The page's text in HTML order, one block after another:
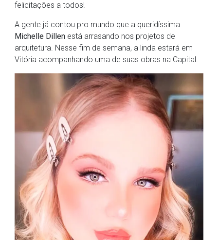
felicitações a todos!
A gente já contou pro mundo que a queridíssima
Michelle Dillen está arrasando nos projetos de
arquitetura. Nesse fim de semana, a linda estará em
Vitória acompanhando uma de suas obras na Capital.